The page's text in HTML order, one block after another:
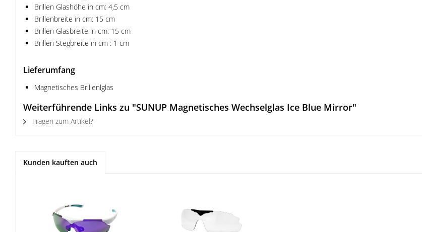
Brillen Glashöhe in cm: 4,5 cm
Brillenbreite in cm: 15 cm
Brillen Glasbreite in cm: 15 cm
Brillen Stegbreite in cm : 1 cm
Lieferumfang
Magnetisches Brillenlglas
Weiterführende Links zu "SUNUP Magnetisches Wechselglas Ice Blue Mirror"
Fragen zum Artikel?
Kunden kauften auch